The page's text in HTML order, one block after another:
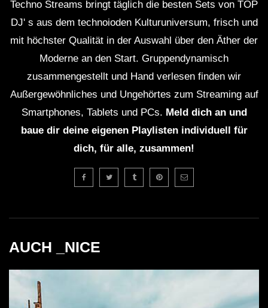
Techno Streams bringt täglich die besten Sets von TOP
DJ' s aus dem technoioden Kulturuniversum, frisch und
mit höchster Qualität in der Auswahl über den Äther der
Moderne an den Start. Gruppendynamisch
zusammengestellt und Hand verlesen finden wir
Außergewöhnliches und Ungehörtes zum Streaming auf
Smartphones, Tablets und PCs. Meld dich an und
baue dir deine eigenen Playlisten individuell für
dich, für alle, zusammen!
AUCH _NICE